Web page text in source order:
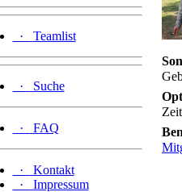
· Teamlist
· Suche
· FAQ
·
Kontakt
·
Impressum